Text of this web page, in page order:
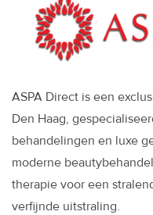
ASPA Direct is een
Den Haag,
behandelingen en luxe
moderne
therapie voor een
verfijnde uitstraling.